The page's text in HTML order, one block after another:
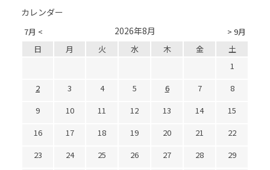
カレンダー
7月 < > 9月
2026年8月
日 月 火 水 木 金
土
1
2
3 4 5 6 7
8
9
10 11 12 13 14
15
16
17 18 19 20 21
22
23
24 25 26 27 28
29